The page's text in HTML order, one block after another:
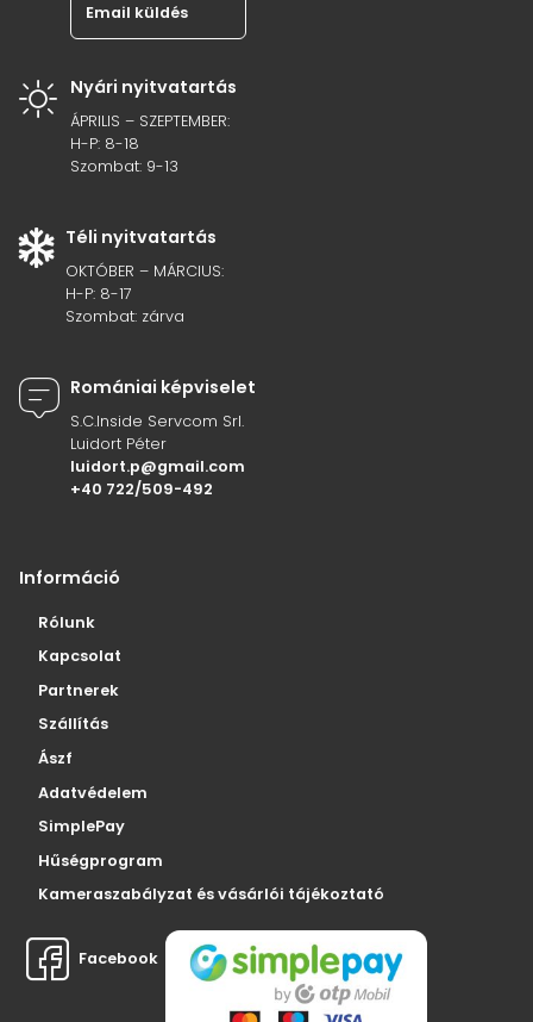
Email küldés
Nyári nyitvatartás
ÁPRILIS – SZEPTEMBER:
H-P: 8-18
Szombat: 9-13
Téli nyitvatartás
OKTÓBER – MÁRCIUS:
H-P: 8-17
Szombat: zárva
Romániai képviselet
S.C.Inside Servcom Srl.
Luidort Péter
luidort.p@gmail.com
+40 722/509-492
Információ
Rólunk
Kapcsolat
Partnerek
Szállítás
Ászf
Adatvédelem
SimplePay
Hűségprogram
Kameraszabályzat és vásárlói tájékoztató
Facebook